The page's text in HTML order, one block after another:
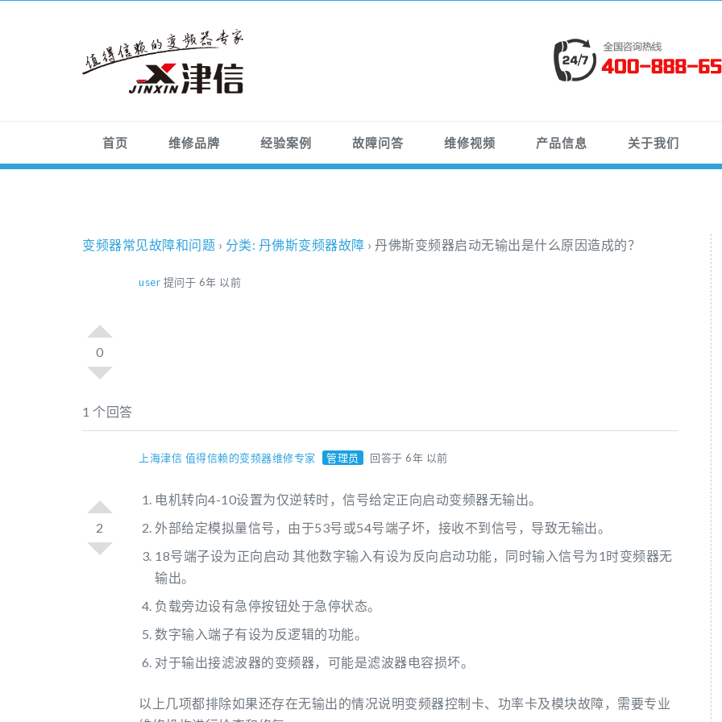
首页 维修品牌 经验案例 故障问答 维修视频 产品信息 关于我们
变频器常见故障和问题 › 分类: 丹佛斯变频器故障 › 丹佛斯变频器启动无输出是什么原因造成的？
0
user 提问于 6年 以前
1 个回答
2
上海津信 值得信赖的变频器维修专家 管理员 回答于 6年 以前
电机转向4-10设置为仅逆转时，信号给定正向启动变频器无输出。
外部给定模拟量信号，由于53号或54号端子坏，接收不到信号，导致无输出。
18号端子设为正向启动 其他数字输入有设为反向启动功能，同时输入信号为1时变频器无
输出。
负载旁边设有急停按钮处于急停状态。
数字输入端子有设为反逻辑的功能。
对于输出接滤波器的变频器，可能是滤波器电容损坏。
以上几项都排除如果还存在无输出的情况说明变频器控制卡、功率卡及模块故障，需要专业